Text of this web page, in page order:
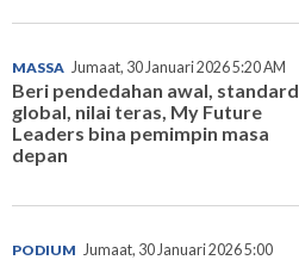
MASSA Jumaat, 30 Januari 2026 5:20 AM
Beri pendedahan awal, standard
global, nilai teras, My Future
Leaders bina pemimpin masa
depan
PODIUM Jumaat, 30 Januari 2026 5:00